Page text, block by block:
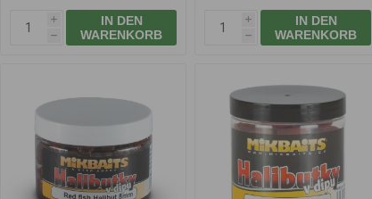
i
h
IN DEN
WARENKORB
i
h
IN DEN
WARENKORB